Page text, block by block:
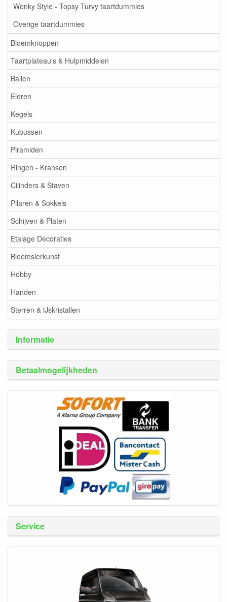
Wonky Style - Topsy Turvy taartdummies
Overige taartdummies
Bloemknoppen
Taartplateau's & Hulpmiddelen
Ballen
Eieren
Kegels
Kubussen
Piramiden
Ringen - Kransen
Cilinders & Staven
Pilaren & Sokkels
Schijven & Platen
Etalage Decoraties
Bloemsierkunst
Hobby
Handen
Sterren & IJskristallen
Informatie
Betaalmogelijkheden
Service